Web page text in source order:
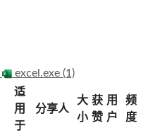
excel.exe (1)
适
用
于
分享人
大
小
获
赞
用
户
频
度